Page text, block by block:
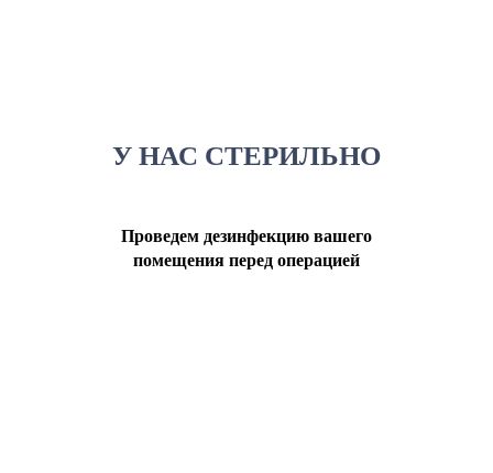
У НАС СТЕРИЛЬНО
Проведем дезинфекцию вашего
помещения перед операцией